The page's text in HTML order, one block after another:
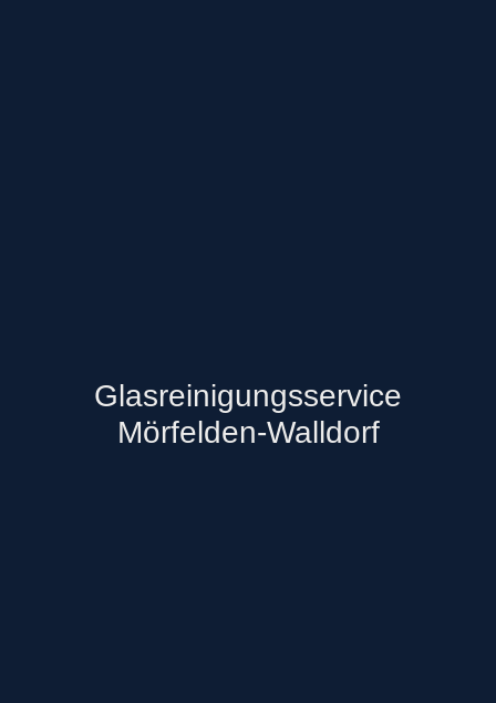
Glasreinigungsservice
Mörfelden-Walldorf